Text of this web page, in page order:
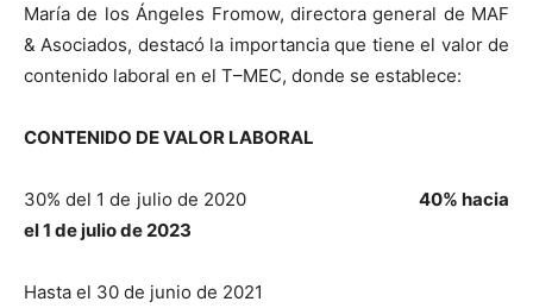
María de los Ángeles Fromow, directora general de MAF
& Asociados, destacó la importancia que tiene el valor de
contenido laboral en el T–MEC, donde se establece:
CONTENIDO DE VALOR LABORAL
30% del 1 de julio de 2020 40% hacia
el 1 de julio de 2023
Hasta el 30 de junio de 2021